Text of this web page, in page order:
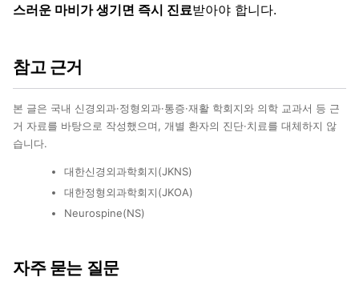
스러운 마비가 생기면 즉시 진료받아야 합니다.
참고 근거
본 글은 국내 신경외과·정형외과·통증·재활 학회지와 의학 교과서 등 근
거 자료를 바탕으로 작성했으며, 개별 환자의 진단·치료를 대체하지 않
습니다.
대한신경외과학회지(JKNS)
대한정형외과학회지(JKOA)
Neurospine(NS)
자주 묻는 질문